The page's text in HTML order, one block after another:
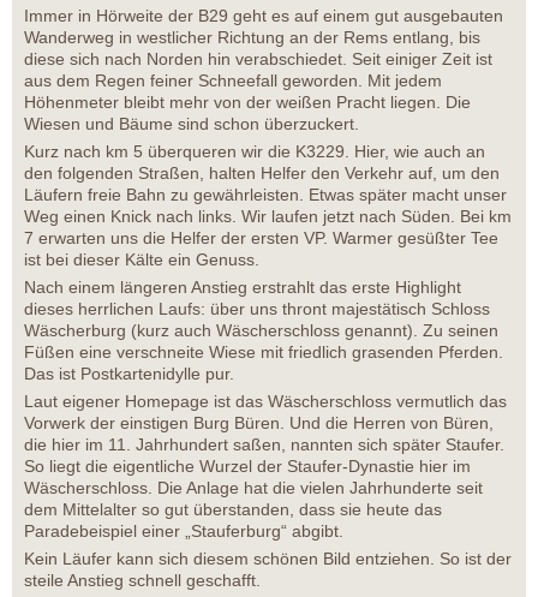
Immer in Hörweite der B29 geht es auf einem gut ausgebauten
Wanderweg in westlicher Richtung an der Rems entlang, bis
diese sich nach Norden hin verabschiedet. Seit einiger Zeit ist
aus dem Regen feiner Schneefall geworden. Mit jedem
Höhenmeter bleibt mehr von der weißen Pracht liegen. Die
Wiesen und Bäume sind schon überzuckert.
Kurz nach km 5 überqueren wir die K3229. Hier, wie auch an
den folgenden Straßen, halten Helfer den Verkehr auf, um den
Läufern freie Bahn zu gewährleisten. Etwas später macht unser
Weg einen Knick nach links. Wir laufen jetzt nach Süden. Bei km
7 erwarten uns die Helfer der ersten VP. Warmer gesüßter Tee
ist bei dieser Kälte ein Genuss.
Nach einem längeren Anstieg erstrahlt das erste Highlight
dieses herrlichen Laufs: über uns thront majestätisch Schloss
Wäscherburg (kurz auch Wäscherschloss genannt). Zu seinen
Füßen eine verschneite Wiese mit friedlich grasenden Pferden.
Das ist Postkartenidylle pur.
Laut eigener Homepage ist das Wäscherschloss vermutlich das
Vorwerk der einstigen Burg Büren. Und die Herren von Büren,
die hier im 11. Jahrhundert saßen, nannten sich später Staufer.
So liegt die eigentliche Wurzel der Staufer-Dynastie hier im
Wäscherschloss. Die Anlage hat die vielen Jahrhunderte seit
dem Mittelalter so gut überstanden, dass sie heute das
Paradebeispiel einer „Stauferburg“ abgibt.
Kein Läufer kann sich diesem schönen Bild entziehen. So ist der
steile Anstieg schnell geschafft.